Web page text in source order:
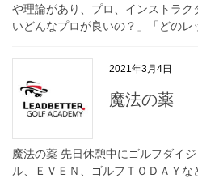
や理論があり、プロ、インストラク
いどんなプロが良いの？」「どの
2021年3月4日
魔法の薬
魔法の薬 先日休憩中にゴルフダイ
ル、ＥＶＥＮ、ゴルフＴＯＤＡＹ